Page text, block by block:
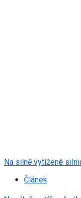
Na silně vytížené
Článek